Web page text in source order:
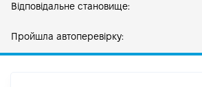
Відповідальне становище:
Пройшла автоперевірку: